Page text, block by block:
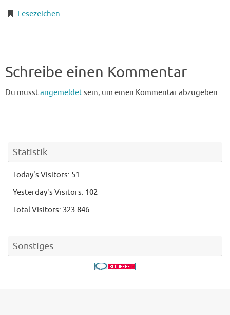
Lesezeichen.
Schreibe einen Kommentar
Du musstangemeldetsein, um einen Kommentar abzugeben.
Statistik
Today's Visitors: 51
Yesterday's Visitors: 102
Total Visitors: 323.846
Sonstiges